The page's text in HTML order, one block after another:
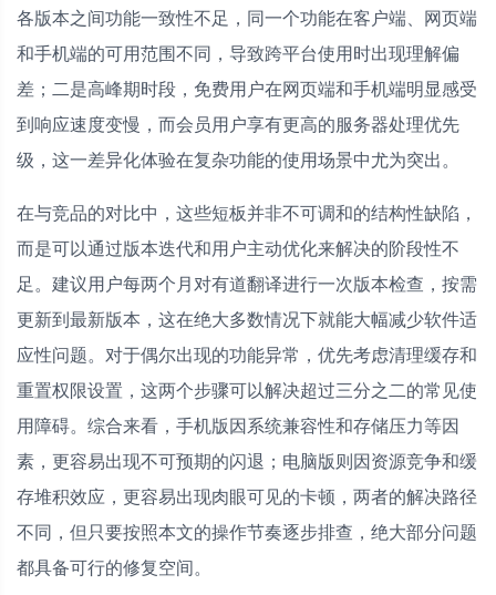
各版本之间功能一致性不足，同一个功能在客户端、网页端
和手机端的可用范围不同，导致跨平台使用时出现理解偏
差；二是高峰期时段，免费用户在网页端和手机端明显感受
到响应速度变慢，而会员用户享有更高的服务器处理优先
级，这一差异化体验在复杂功能的使用场景中尤为突出。
在与竞品的对比中，这些短板并非不可调和的结构性缺陷，
而是可以通过版本迭代和用户主动优化来解决的阶段性不
足。建议用户每两个月对有道翻译进行一次版本检查，按需
更新到最新版本，这在绝大多数情况下就能大幅减少软件适
应性问题。对于偶尔出现的功能异常，优先考虑清理缓存和
重置权限设置，这两个步骤可以解决超过三分之二的常见使
用障碍。综合来看，手机版因系统兼容性和存储压力等因
素，更容易出现不可预期的闪退；电脑版则因资源竞争和缓
存堆积效应，更容易出现肉眼可见的卡顿，两者的解决路径
不同，但只要按照本文的操作节奏逐步排查，绝大部分问题
都具备可行的修复空间。